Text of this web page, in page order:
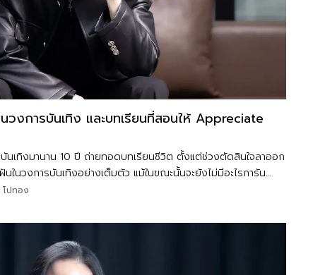
งการบันเทิง และบทเรียนที่สอนให้ Appreciate
เทิงมานาน 10 ปี ถ่ายทอดบทเรียนชีวิต ตั้งแต่ช่วงตัดสินใจลาออก
ในวงการบันเทิงอย่างเต็มตัว แม้ในขณะนั้นจะยังไม่มีอะไรการัน
กุณาซ่อนรัก'
ปทอง